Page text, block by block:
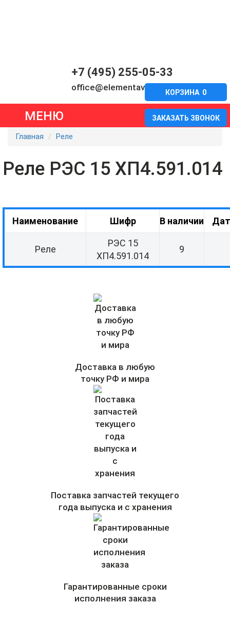
+7 (495) 255-05-33
office@elementavia.ru
ЗАКАЗАТЬ ЗВОНОК
КОРЗИНА 0
МЕНЮ
Главная Реле
Реле РЭС 15 ХП4.591.014
Наименование Шифр В наличии
Реле
РЭС 15
ХП4.591.014
9
Доставка в любую
точку РФ и мира
Поставка запчастей текущего
года выпуска и с хранения
Гарантированные сроки
исполнения заказа